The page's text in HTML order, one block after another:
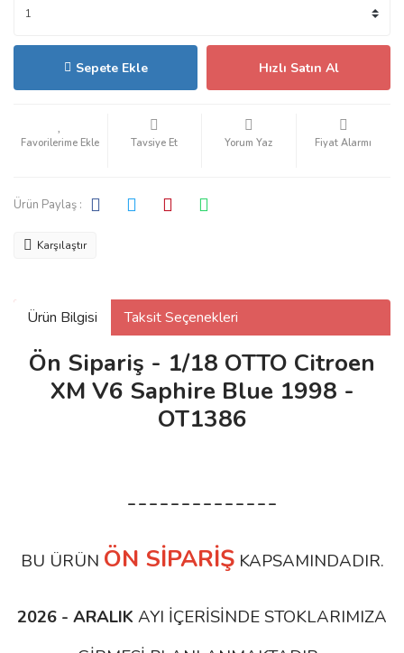
Sepete Ekle Hızlı Satın Al
Tavsiye Et Yorum Yaz Fiyat Alarmı
Ürün Paylaş :
Karşılaştır
Ürün Bilgisi Taksit Seçenekleri
Ön Sipariş - 1/18 OTTO Citroen
XM V6 Saphire Blue 1998 -
OT1386
--------------
BU ÜRÜN ÖN SİPARİŞKAPSAMINDADIR.
2026 - ARALIK AYI İÇERİSİNDE STOKLARIMIZA